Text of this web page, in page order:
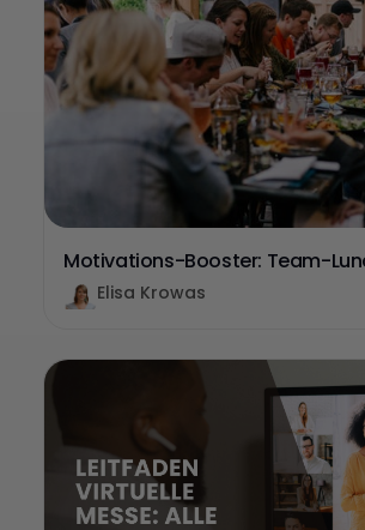
Motivations-Booster: Team-
Elisa Krowas